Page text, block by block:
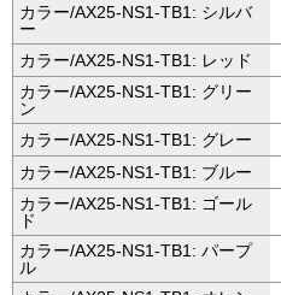
カラー/AX25-NS1-TB1: シルバ
ー
カラー/AX25-NS1-TB1: レッド
カラー/AX25-NS1-TB1: グリー
ン
カラー/AX25-NS1-TB1: グレー
カラー/AX25-NS1-TB1: ブルー
カラー/AX25-NS1-TB1: ゴール
ド
カラー/AX25-NS1-TB1: パープ
ル